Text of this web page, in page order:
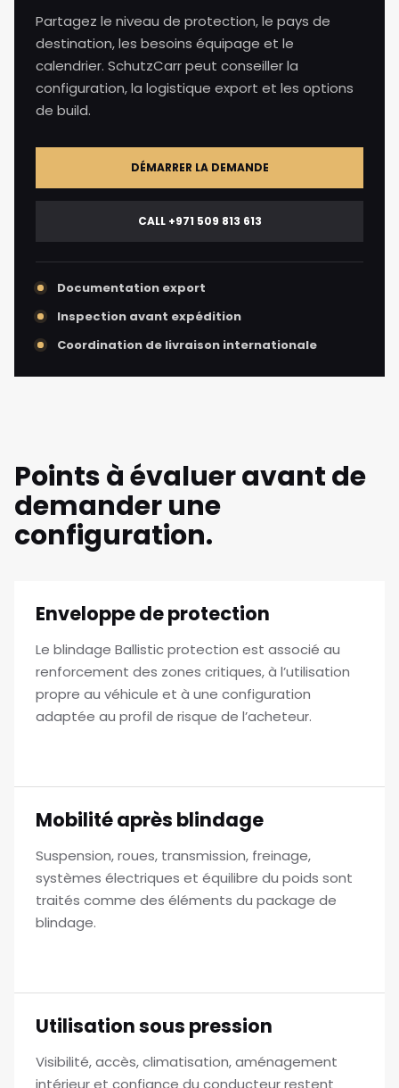
Partagez le niveau de protection, le pays de
destination, les besoins équipage et le
calendrier. SchutzCarr peut conseiller la
configuration, la logistique export et les options
de build.
DÉMARRER LA DEMANDE
CALL +971 509 813 613
Documentation export
Inspection avant expédition
Coordination de livraison internationale
Points à évaluer avant de
demander une
configuration.
Enveloppe de protection
Le blindage Ballistic protection est associé au
renforcement des zones critiques, à l’utilisation
propre au véhicule et à une configuration
adaptée au profil de risque de l’acheteur.
Mobilité après blindage
Suspension, roues, transmission, freinage,
systèmes électriques et équilibre du poids sont
traités comme des éléments du package de
blindage.
Utilisation sous pression
Visibilité, accès, climatisation, aménagement
intérieur et confiance du conducteur restent